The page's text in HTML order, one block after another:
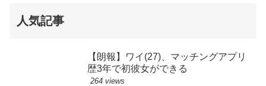
人気記事
【朗報】ワイ(27)、マッチングアプリ
歴3年で初彼女ができる
264 views